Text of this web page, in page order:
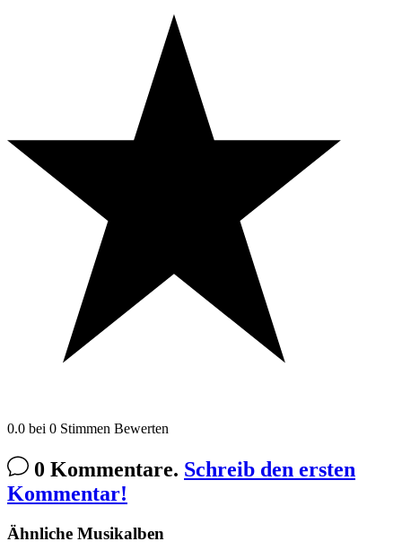
0.0 bei 0 Stimmen Bewerten
0 Kommentare. Schreib den ersten
Kommentar!
Ähnliche Musikalben